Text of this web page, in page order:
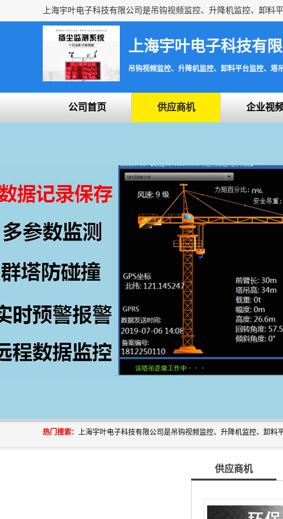
上海宇叶电子科技有
吊钩视频监控、升降机监控、卸料平台监控、塔
公司首页 供应商机 企业视
热门搜索：
供应商机